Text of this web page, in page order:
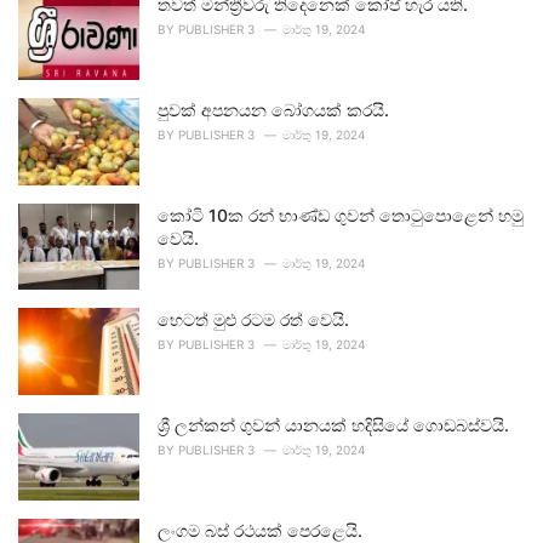
තවත් මන්ත්‍රීවරු තිදෙනෙක් කෝප් හැර යති.
BY PUBLISHER 3 මාර්තු 19, 2024
පුවක් අපනයන බෝගයක් කරයි.
BY PUBLISHER 3 මාර්තු 19, 2024
කෝටි 10ක රන් භාණ්ඩ ගුවන් තොටුපොළෙන් හමු
වෙයි.
BY PUBLISHER 3 මාර්තු 19, 2024
හෙටත් මුළු රටම රත් වෙයි.
BY PUBLISHER 3 මාර්තු 19, 2024
ශ්‍රී ලන්කන් ගුවන් යානයක් හදිසියේ ගොඩබස්වයි.
BY PUBLISHER 3 මාර්තු 19, 2024
ලංගම බස් රථයක් පෙරළෙයි.